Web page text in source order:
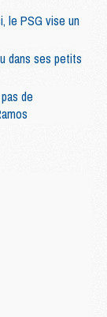
le PSG vise un
dans ses petits
de